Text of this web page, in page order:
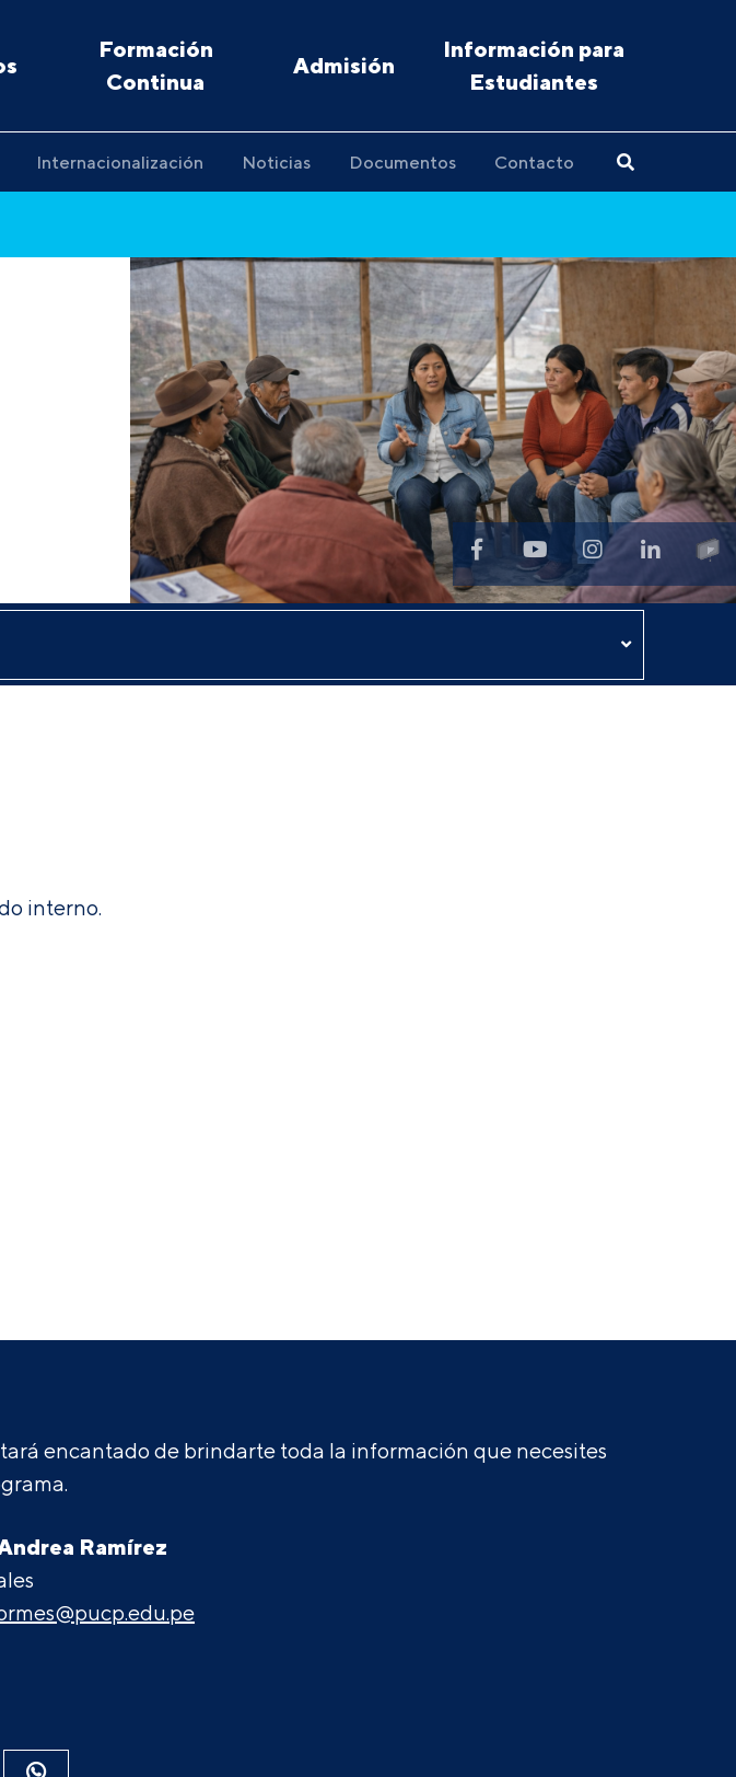
Formación
Continua
Admisión
Información para
Estudiantes
Internacionalización Noticias Documentos Contacto
interno.
encantado de brindarte toda la información que necesites
Ramírez